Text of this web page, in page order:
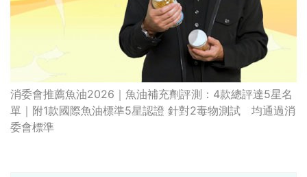
消委會推薦魚油2026｜魚油補充劑評測：4款總評達5星名
單｜附1款國際魚油標準5星認證 針對2毒物測試 均通過消
委會標準